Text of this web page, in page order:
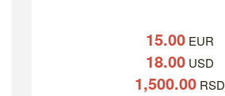
15.00EUR
18.00USD
1,500.00RSD